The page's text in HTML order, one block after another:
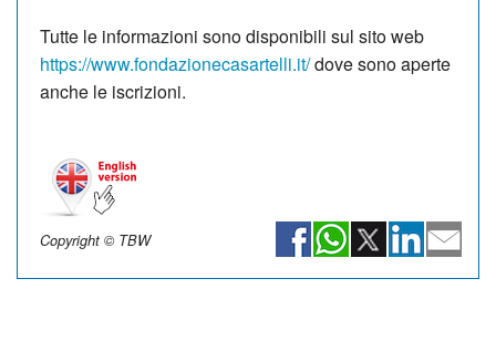
Tutte le informazioni sono disponibili sul sito web
https://www.fondazionecasartelli.it/dove sono aperte
anche le iscrizioni.
Copyright © TBW